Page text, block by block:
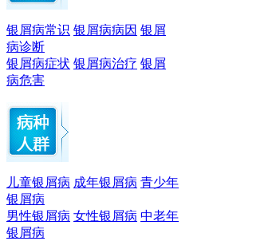
银屑病常识 银屑病病因 银屑
病诊断
银屑病症状 银屑病治疗 银屑
病危害
儿童银屑病 成年银屑病 青少年
银屑病
男性银屑病 女性银屑病 中老年
银屑病